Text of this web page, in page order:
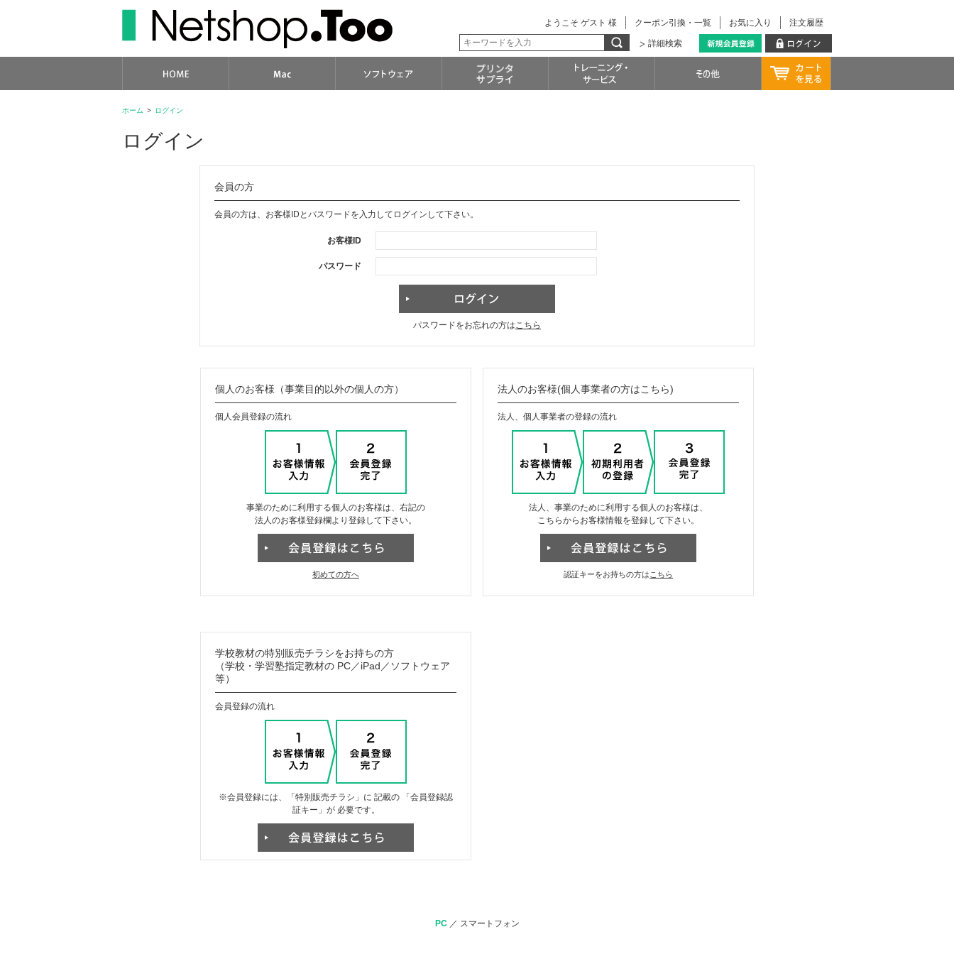
注文履歴
お気に入り
クーポン引換・一覧
ようこそ ゲスト 様
詳細検索
ホーム > ログイン
ログイン
会員の方
会員の方は、お客様IDとパスワードを入力してログインして下さい。
お客様ID
パスワード
パスワードをお忘れの方はこちら
個人のお客様（事業目的以外の個人の方）
個人会員登録の流れ
事業のために利用する個人のお客様は、右記の
法人のお客様登録欄より登録して下さい。
初めての方へ
法人のお客様(個人事業者の方はこちら)
法人、個人事業者の登録の流れ
法人、事業のために利用する個人のお客様は、
こちらからお客様情報を登録して下さい。
認証キーをお持ちの方は こちら
学校教材の特別販売チラシをお持ちの方
（学校・学習塾指定教材の PC／iPad／ソフトウェア
等）
会員登録の流れ
※会員登録には、「特別販売チラシ」に 記載の 「会員登録認
証キー」が 必要です。
PC／ スマートフォン